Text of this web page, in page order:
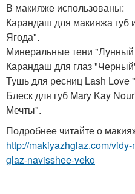
В макияже использованы:
Карандаш для макияжа губ
Ягода".
Минеральные тени
Карандаш для глаз
Тушь для ресниц Lash Love
Блеск для губ Mary Kay
Мечты".
Подробнее читайте о
http://makiyazhglaz.com/
glaz-navisshee-veko